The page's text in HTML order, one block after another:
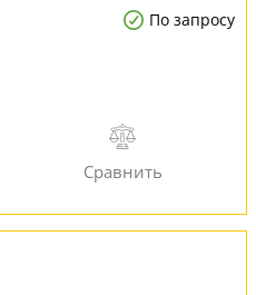
По запросу